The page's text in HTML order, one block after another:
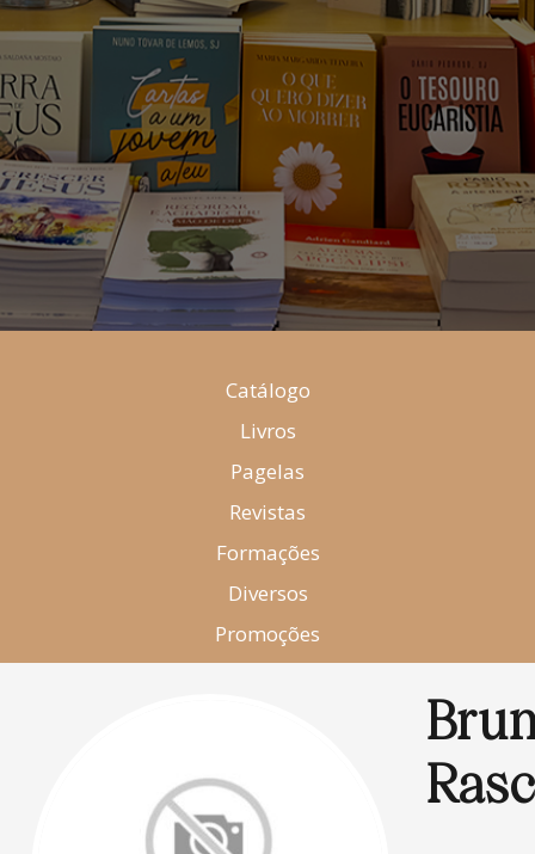
Catálogo
Livros
Pagelas
Revistas
Formações
Diversos
Promoções